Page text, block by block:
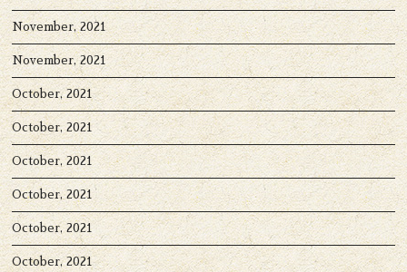
November, 2021
November, 2021
October, 2021
October, 2021
October, 2021
October, 2021
October, 2021
October, 2021